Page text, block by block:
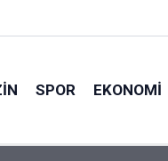
SPOR EKONOMI